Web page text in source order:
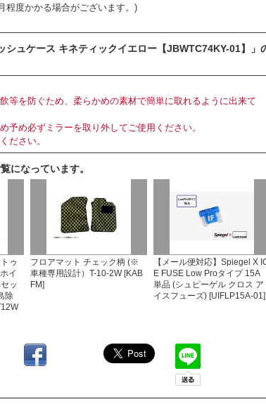
程度かかる場合がございます。)
シュケース キネティックイエロー【JBWTC74KY-01】」
等を防ぐため、柔らかめの素材で簡単に取れるように出来て
予め必ずミラーを取り外してご使用ください。
ださい。
になっています。
ゥ
イ
ッ
除
フロアマット チェック柄 (※
車種専用設計）T-10-2W [KAB
FM]
【メール便対応】Spiegel X
E FUSE Low Proタイプ 15A
単品 (シュピーゲル クロス ア
イスフューズ) [UIFLP15A-01]